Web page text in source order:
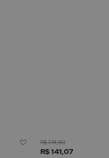
Adicionar
R$ 141,07
R$ 174,80